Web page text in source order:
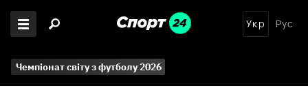
Укр Рус
Чемпіонат світу з футболу 2026